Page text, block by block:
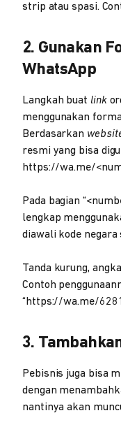
strip atau spasi.
2. Gunakan
WhatsApp
Langkah buat link
menggunakan
Berdasarkan
resmi yang bisa
https://wa.me/
Pada bagian
lengkap
diawali kode negara
Tanda kurung,
Contoh
“https://wa.me/
3.
Pebisnis juga bisa
dengan
nantinya akan